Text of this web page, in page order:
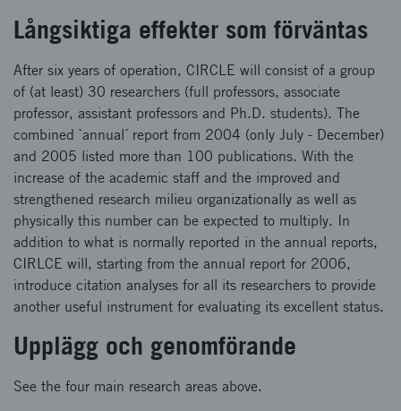
Långsiktiga effekter som förväntas
After six years of operation, CIRCLE will consist of a group
of (at least) 30 researchers (full professors, associate
professor, assistant professors and Ph.D. students). The
combined `annual´ report from 2004 (only July - December)
and 2005 listed more than 100 publications. With the
increase of the academic staff and the improved and
strengthened research milieu organizationally as well as
physically this number can be expected to multiply. In
addition to what is normally reported in the annual reports,
CIRLCE will, starting from the annual report for 2006,
introduce citation analyses for all its researchers to provide
another useful instrument for evaluating its excellent status.
Upplägg och genomförande
See the four main research areas above.